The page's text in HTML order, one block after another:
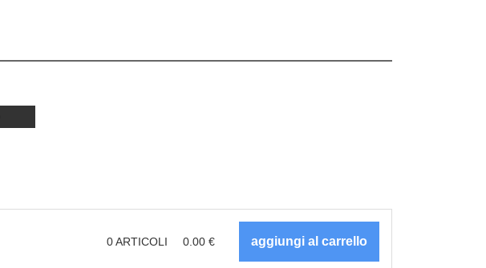
0ARTICOLI 0.00 €